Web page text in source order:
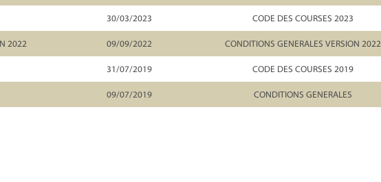
30/03/2023 CODE DES COURSES 2023
2022 09/09/2022 CONDITIONS GENERALES VERSION 2022
31/07/2019 CODE DES COURSES 2019
09/07/2019 CONDITIONS GENERALES